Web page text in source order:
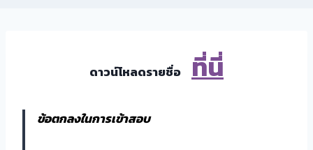
ดาวน์โหลดรายชื่อ ที่นี่
ข้อตกลงในการเข้าสอบ